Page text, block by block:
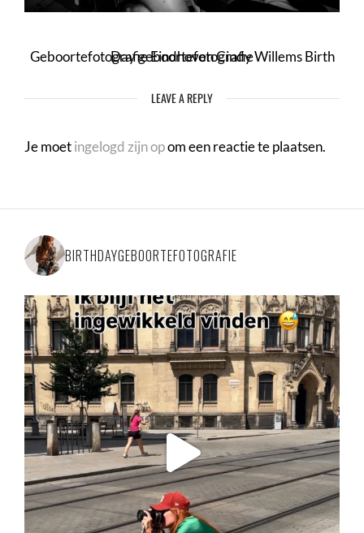
Geboortefotografie Eindhoven Cindy Willems Birth Day geboortefotografie
LEAVE A REPLY
Je moetingelogd zijn opom een reactie te plaatsen.
BIRTHDAYGEBOORTEFOTOGRAFIE